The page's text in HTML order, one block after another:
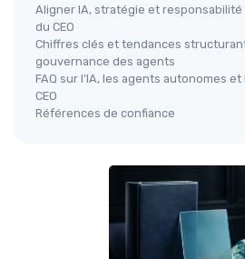
Aligner IA, stratégie et responsabilité
du CEO
Chiffres clés et tendances
gouvernance des agents
FAQ sur l’IA, les agents autonomes
CEO
Références de confiance